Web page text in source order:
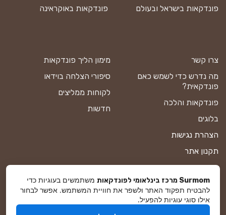
צרו קשר
מה נדרש כדי לשמש כאם
פונדקאית?
פונדקאות והלכה
בלוגים
הצהרת נגישות
תקנון אתר
מדיניות פרטיות
מפת אתר
מימון הליך פונדקאות
סיפורי הצלחה בוידאו
לקוחות ממליצים
חדשות
פונדקאות בישראל ובעולם
פונדקאות באוקראינה
Surmom מרכז בינלאומי לפונדקאות
משתמשים בעוגיות כדי
להבטיח תפקוד האתר ולשפר את חוויית המשתמש. אפשר לבחור
אילו סוגי עוגיות להפעיל.